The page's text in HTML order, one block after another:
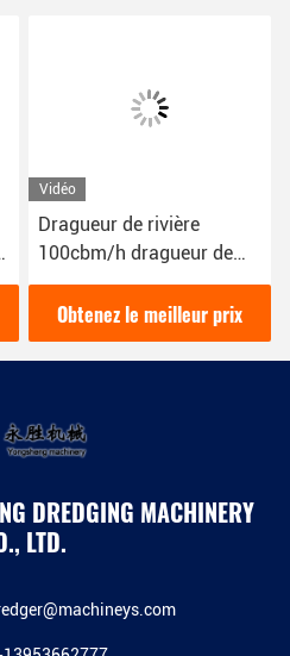
Vidéo
Dragueur de rivière
100cbm/h dragueur de
sable couleur rouge 16kw
bateau dragueur de boue
Obtenez le meilleur prix
DREDGING MACHINERY
LTD.